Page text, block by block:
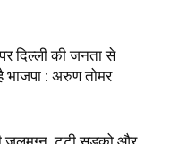
दिल्ली की जनता से
भाजपा : अरुण तोमर